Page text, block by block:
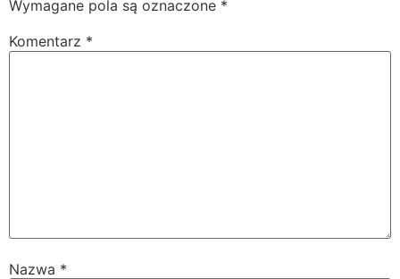
Wymagane pola są oznaczone *
Komentarz *
Nazwa *